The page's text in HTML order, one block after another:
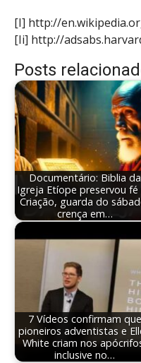
[I] http://
[Ii] http://
Posts
Documentário: Biblia da
Igreja Etíope preservou fé
Criação, guarda do
crença em…
7 Vídeos confirmam que
pioneiros adventistas e
White criam nos
inclusive no…